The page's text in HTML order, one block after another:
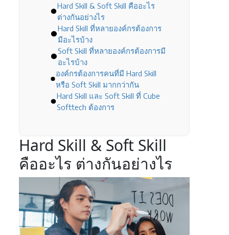
Hard Skill & Soft Skill คืออะไร
ต่างกันอย่างไร
Hard Skill ที่หลายองค์กรต้องการ
มีอะไรบ้าง
Soft Skill ที่หลายองค์กรต้องการมี
อะไรบ้าง
องค์กรต้องการคนที่มี Hard Skill
หรือ Soft Skill มากกว่ากัน
Hard Skill และ Soft Skill ที่ Cube
Softtech ต้องการ
Hard Skill & Soft Skill
คืออะไร ต่างกันอย่างไร